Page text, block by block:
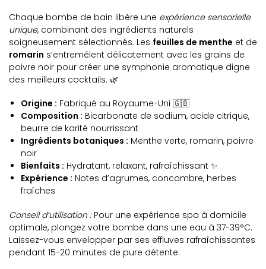
Chaque bombe de bain libère une expérience sensorielle
unique, combinant des ingrédients naturels
soigneusement sélectionnés. Les feuilles de menthe et de
romarin s’entremêlent délicatement avec les grains de
poivre noir pour créer une symphonie aromatique digne
des meilleurs cocktails. 🌿
Origine : Fabriqué au Royaume-Uni 🇬🇧
Composition : Bicarbonate de sodium, acide citrique,
beurre de karité nourrissant
Ingrédients botaniques : Menthe verte, romarin, poivre
noir
Bienfaits : Hydratant, relaxant, rafraîchissant ✨
Expérience : Notes d’agrumes, concombre, herbes
fraîches
Conseil d’utilisation :Pour une expérience spa à domicile
optimale, plongez votre bombe dans une eau à 37-39°C.
Laissez-vous envelopper par ses effluves rafraîchissantes
pendant 15-20 minutes de pure détente.